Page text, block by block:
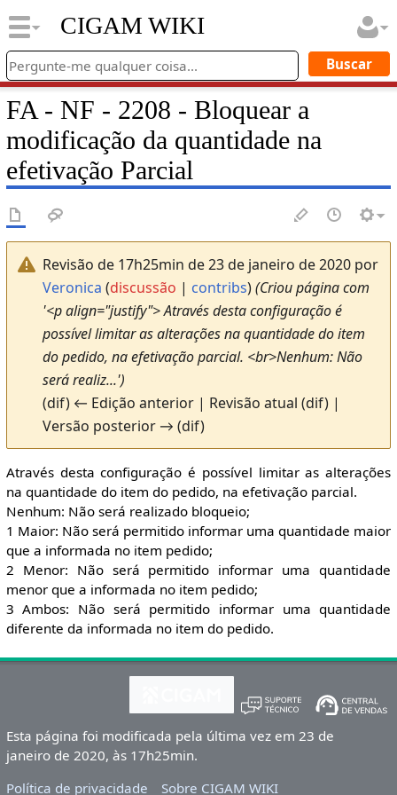
CIGAM WIKI
FA - NF - 2208 - Bloquear a
modificação da quantidade na
efetivação Parcial
Revisão de 17h25min de 23 de janeiro de 2020 por
Veronica (discussão | contribs)(Criou página com
'<p align="justify"> Através desta configuração é
possível limitar as alterações na quantidade do item
do pedido, na efetivação parcial. <br>Nenhum: Não
será realiz...')
(dif) ← Edição anterior | Revisão atual (dif) |
Versão posterior → (dif)
Através desta configuração é possível limitar as alterações
na quantidade do item do pedido, na efetivação parcial.
Nenhum: Não será realizado bloqueio;
1 Maior: Não será permitido informar uma quantidade maior
que a informada no item pedido;
2 Menor: Não será permitido informar uma quantidade
menor que a informada no item pedido;
3 Ambos: Não será permitido informar uma quantidade
diferente da informada no item do pedido.
Esta página foi modificada pela última vez em 23 de
janeiro de 2020, às 17h25min.
Política de privacidade
Sobre CIGAM WIKI